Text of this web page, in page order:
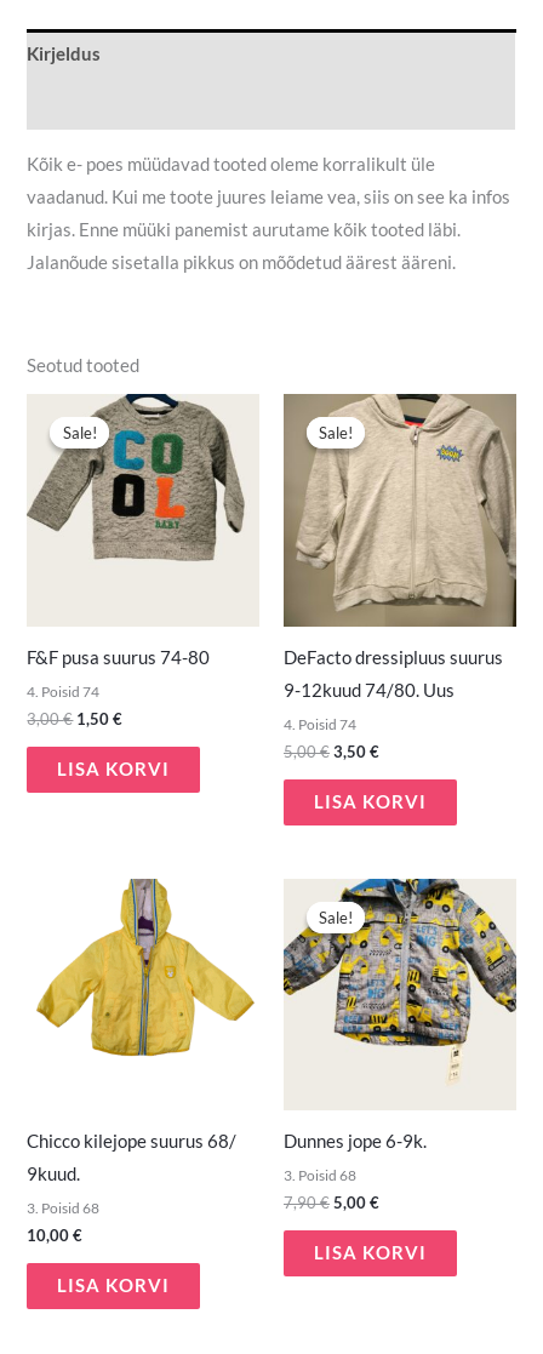
Kirjeldus
Kõik e- poes müüdavad tooted oleme korralikult üle
vaadanud. Kui me toote juures leiame vea, siis on see ka infos
kirjas. Enne müüki panemist aurutame kõik tooted läbi.
Jalanõude sisetalla pikkus on mõõdetud äärest ääreni.
Seotud tooted
Sale!
Sale!
F&F pusa suurus 74-80
4. Poisid 74
3,00€
Algne
hind
oli:
3,00 €.
1,50€
Praegune
hind
on:
1,50 €.
LISA KORVI
Sale!
Sale!
DeFacto dressipluus suurus
9-12kuud 74/80. Uus
4. Poisid 74
5,00€
Algne
hind
oli:
5,00 €.
3,50€
Praegune
hind
on:
3,50 €.
LISA KORVI
Chicco kilejope suurus 68/
9kuud.
3. Poisid 68
10,00€
LISA KORVI
Sale!
Sale!
Dunnes jope 6-9k.
3. Poisid 68
7,90€
Algne
hind
oli:
7,90 €.
5,00€
Praegune
hind
on:
5,00 €.
LISA KORVI